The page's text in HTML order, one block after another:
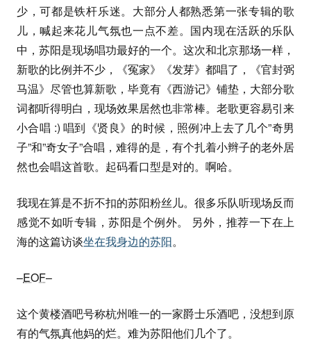
少，可都是铁杆乐迷。大部分人都熟悉第一张专辑的歌
儿，喊起来花儿气氛也一点不差。国内现在活跃的乐队
中，苏阳是现场唱功最好的一个。这次和北京那场一样，
新歌的比例并不少，《冤家》《发芽》都唱了，《官封弼
马温》尽管也算新歌，毕竟有《西游记》铺垫，大部分歌
词都听得明白，现场效果居然也非常棒。老歌更容易引来
小合唱 :) 唱到《贤良》的时候，照例冲上去了几个”奇男
子”和”奇女子”合唱，难得的是，有个扎着小辫子的老外居
然也会唱这首歌。起码看口型是对的。啊哈。
我现在算是不折不扣的苏阳粉丝儿。很多乐队听现场反而
感觉不如听专辑，苏阳是个例外。 另外，推荐一下在上
海的这篇访谈坐在我身边的苏阳。
–EOF–
这个黄楼酒吧号称杭州唯一的一家爵士乐酒吧，没想到原
有的气氛真他妈的烂。难为苏阳他们几个了。